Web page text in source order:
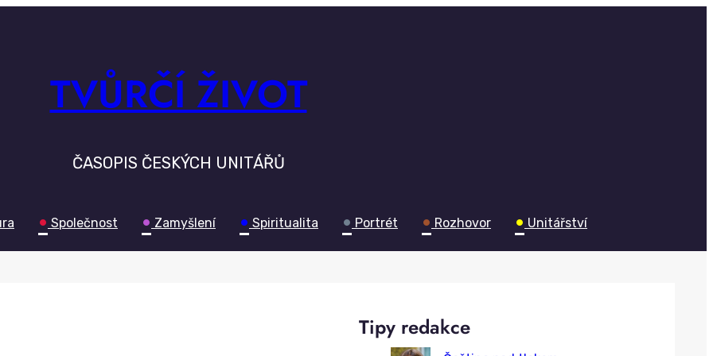
TVŮRČÍ ŽIVOT
ČASOPIS ČESKÝCH UNITÁŘŮ
• Společnost • Zamyšlení • Spiritualita • Portrét • Rozhovor • Unitářství
Tipy redakce